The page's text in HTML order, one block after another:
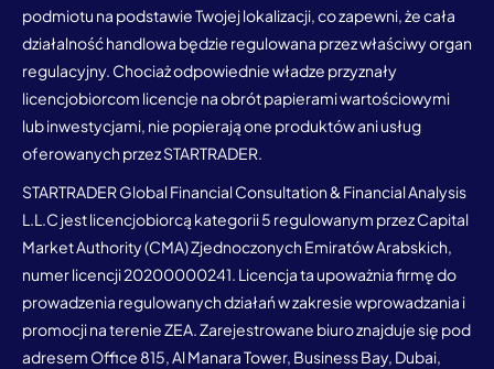
podmiotu na podstawie Twojej lokalizacji, co zapewni, że cała
działalność handlowa będzie regulowana przez właściwy organ
regulacyjny. Chociaż odpowiednie władze przyznały
licencjobiorcom licencje na obrót papierami wartościowymi
lub inwestycjami, nie popierają one produktów ani usług
oferowanych przez STARTRADER.
STARTRADER Global Financial Consultation & Financial Analysis
L.L.C jest licencjobiorcą kategorii 5 regulowanym przez Capital
Market Authority (CMA) Zjednoczonych Emiratów Arabskich,
numer licencji 20200000241. Licencja ta upoważnia firmę do
prowadzenia regulowanych działań w zakresie wprowadzania i
promocji na terenie ZEA. Zarejestrowane biuro znajduje się pod
adresem Office 815, Al Manara Tower, Business Bay, Dubai,